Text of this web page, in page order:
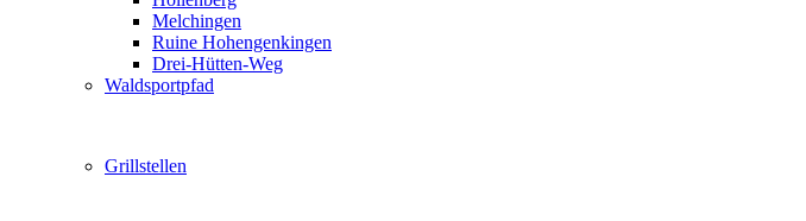
Melchingen
Ruine Hohengenkingen
Drei-Hütten-Weg
Waldsportpfad
Grillstellen